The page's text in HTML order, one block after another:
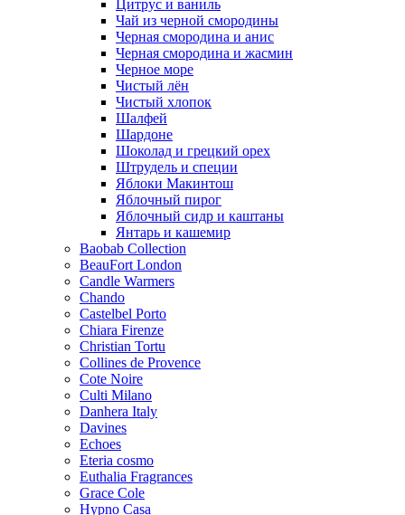
Цитрус и ваниль
Чай из черной смородины
Черная смородина и анис
Черная смородина и жасмин
Черное море
Чистый лён
Чистый хлопок
Шалфей
Шардоне
Шоколад и грецкий орех
Штрудель и специи
Яблоки Макинтош
Яблочный пирог
Яблочный сидр и каштаны
Янтарь и кашемир
Baobab Collection
BeauFort London
Candle Warmers
Chando
Castelbel Porto
Chiara Firenze
Christian Tortu
Collines de Provence
Cote Noire
Culti Milano
Danhera Italy
Davines
Echoes
Eteria cosmo
Euthalia Fragrances
Grace Cole
Hypno Casa